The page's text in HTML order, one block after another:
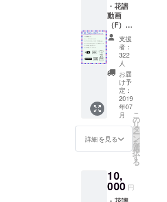
（MP3
）※未発
表 ・
「命に
嫌われ
てい
る」カ
バー音
（MP3
譜から
の支援
の御礼
メッ
デー
タ） ※
エンド
・花譜
動画
（F）
・エン
ドロー
ルクレ
ジット
・オリ
ジナルT
シャツ
（C）
「不可
zwei」
・
（CF限
定カ
支援
者：
322
人
お届
け予
定：
2019
年07
月
詳細を見る
こ
の
リ
タ
ー
ン
を
選
択
す
る
10,
000 円